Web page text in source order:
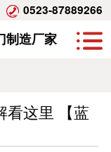
0523-87889266
制造厂家
看这里 【蓝